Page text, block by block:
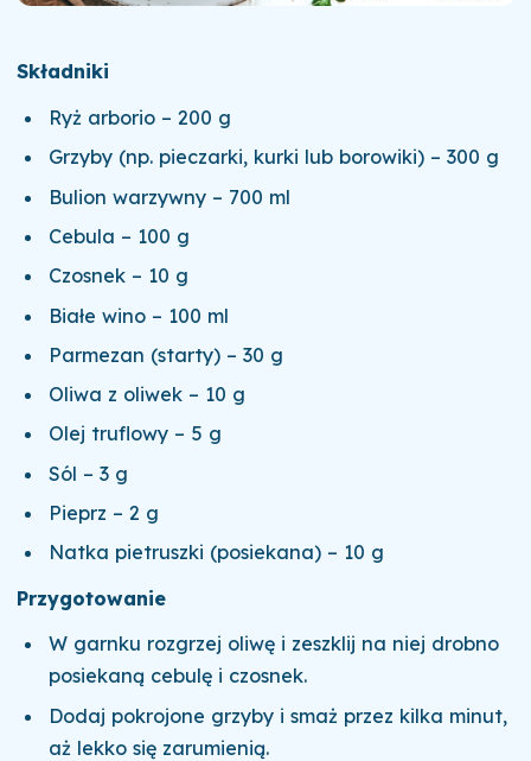
Składniki
Ryż arborio – 200 g
Grzyby (np. pieczarki, kurki lub borowiki) – 300 g
Bulion warzywny – 700 ml
Cebula – 100 g
Czosnek – 10 g
Białe wino – 100 ml
Parmezan (starty) – 30 g
Oliwa z oliwek – 10 g
Olej truflowy – 5 g
Sól – 3 g
Pieprz – 2 g
Natka pietruszki (posiekana) – 10 g
Przygotowanie
W garnku rozgrzej oliwę i zeszklij na niej drobno
posiekaną cebulę i czosnek.
Dodaj pokrojone grzyby i smaż przez kilka minut,
aż lekko się zarumienią.